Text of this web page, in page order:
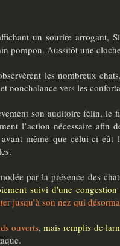
un sourire arrogant,
pompon. Aussitôt une
les nombreux
nonchalance vers les
son auditoire félin, le
l’action nécessaire
même que celui-ci eût
par la présence des
suivi d'une
jusqu’à son nez qui
ouverts,mais remplis de